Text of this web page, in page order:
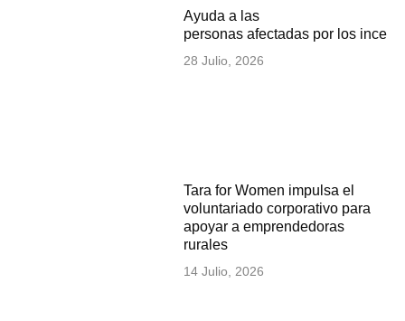
Ayuda a las
personas afectadas por los
28 Julio, 2026
Tara for Women impulsa el
voluntariado corporativo para
apoyar a emprendedoras
rurales
14 Julio, 2026